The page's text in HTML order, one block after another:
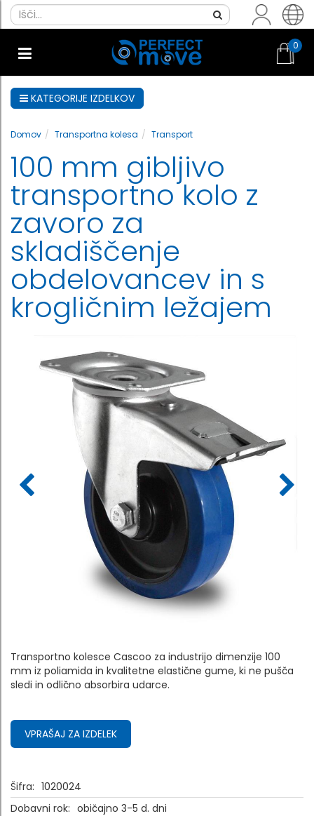
0
KATEGORIJE IZDELKOV
Domov Transportna kolesa Transport
100 mm gibljivo
transportno kolo z
zavoro za
skladiščenje
obdelovancev in s
krogličnim ležajem
Transportno kolesce Cascoo za industrijo dimenzije 100
mm iz poliamida in kvalitetne elastične gume, ki ne pušča
sledi in odlično absorbira udarce.
VPRAŠAJ ZA IZDELEK
Šifra: 1020024
Dobavni rok: običajno 3-5 d. dni